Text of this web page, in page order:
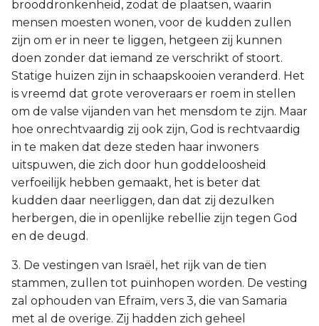
brooddronkenheid, zodat de plaatsen, waarin
mensen moesten wonen, voor de kudden zullen
zijn om er in neer te liggen, hetgeen zij kunnen
doen zonder dat iemand ze verschrikt of stoort.
Statige huizen zijn in schaapskooien veranderd. Het
is vreemd dat grote veroveraars er roem in stellen
om de valse vijanden van het mensdom te zijn. Maar
hoe onrechtvaardig zij ook zijn, God is rechtvaardig
in te maken dat deze steden haar inwoners
uitspuwen, die zich door hun goddeloosheid
verfoeilijk hebben gemaakt, het is beter dat
kudden daar neerliggen, dan dat zij dezulken
herbergen, die in openlijke rebellie zijn tegen God
en de deugd.
3. De vestingen van Israël, het rijk van de tien
stammen, zullen tot puinhopen worden. De vesting
zal ophouden van Efraïm, vers 3, die van Samaria
met al de overige. Zij hadden zich geheel